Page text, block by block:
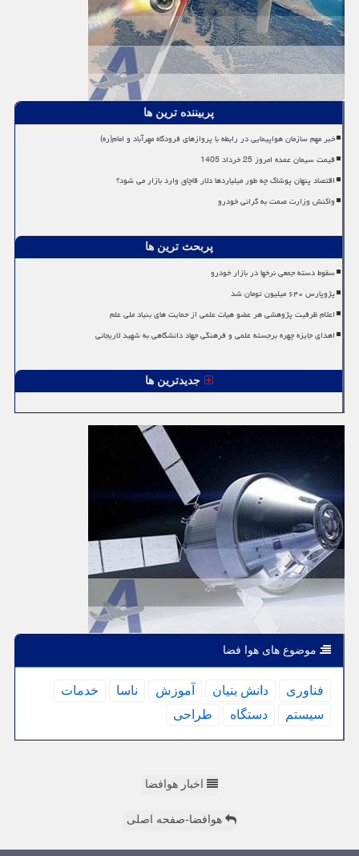
پربیننده ترین ها
خبر مهم سازمان هواپیمایی در رابطه با پروازهای فرودگاه مهرآباد و امام(ره)
قیمت سیمان عمده امروز 25 خرداد 1405
اقتصاد پنهان پوشاک چه طور میلیاردها دلار قاچاق وارد بازار می شود؟
واکنش وزارت صمت به گرانی خودرو
پربحث ترین ها
سقوط دسته جمعی نرخها در بازار خودرو
پژوپارس ۶۴۰ میلیون تومان شد
اعلام ظرفیت پژوهشی هر عضو هیات علمی از حمایت های بنیاد ملی علم
اهدای جایزه چهره برجسته علمی و فرهنگی جهاد دانشگاهی به شهید لاریجانی
جدیدترین ها
موضوع های هوا فضا
فناوری دانش بنیان آموزش ناسا
خدمات
سیستم
دستگاه طراحی
اخبار هوافضا
هوافضا-صفحه اصلی